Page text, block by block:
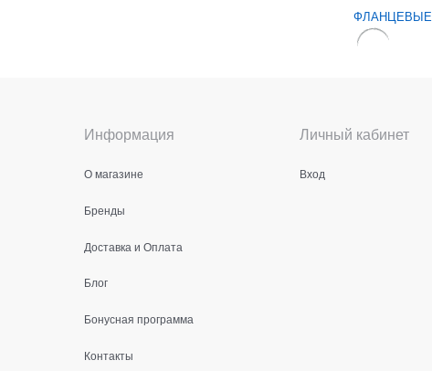
ФЛАНЦЕВЫЕ
Информация
О магазине
Бренды
Доставка и Оплата
Блог
Бонусная программа
Контакты
Личный кабинет
Вход